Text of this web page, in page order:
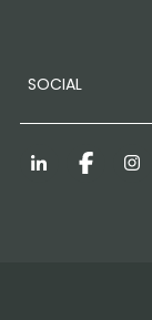
SOCIAL
LinkedInFacebook